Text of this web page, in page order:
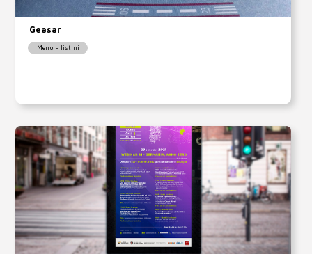
Geasar
Menu - listini